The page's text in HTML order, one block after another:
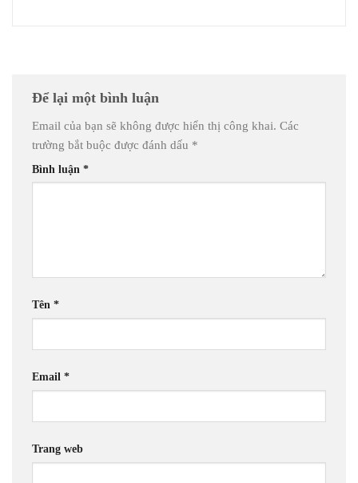
Để lại một bình luận
Email của bạn sẽ không được hiển thị công khai. Các
trường bắt buộc được đánh dấu *
Bình luận *
Tên *
Email *
Trang web